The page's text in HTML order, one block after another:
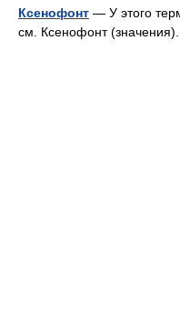
Ксенофонт — У этого
см. Ксенофонт